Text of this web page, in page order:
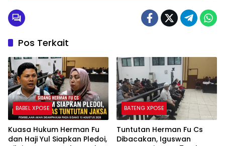
Pos Terkait
BABEL XPOSE
Kuasa Hukum Herman Fu
dan Haji Yul Siapkan Pledoi,
BATENG XPOSE
Tuntutan Herman Fu Cs
Dibacakan, Iguswan